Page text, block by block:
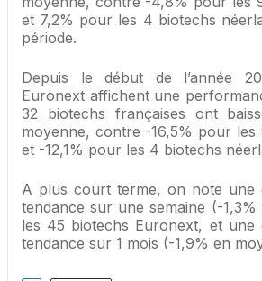
et 7,2% pour les 4 biotechs
période.
Depuis le début de l’année
Euronext affichent une
32 biotechs françaises ont
moyenne, contre -16,5% pour les
et -12,1% pour les 4 biotechs
A plus court terme, on note une
tendance sur une semaine (-
les 45 biotechs Euronext, et une
tendance sur 1 mois (-1,9% en